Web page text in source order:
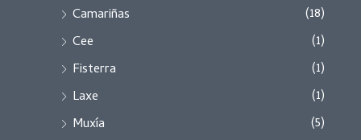
Camariñas
(18)
Cee
(1)
Fisterra
(1)
Laxe
(1)
Muxía
(5)